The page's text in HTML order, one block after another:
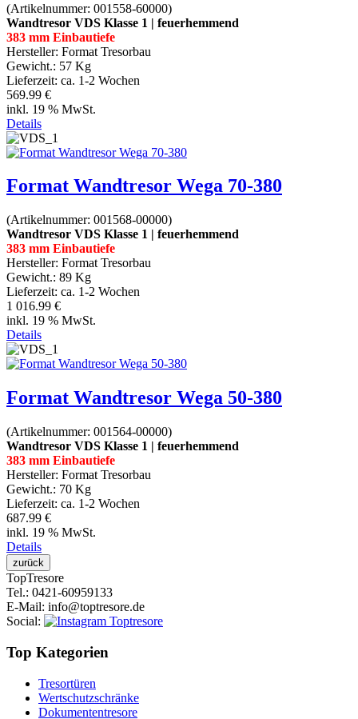
(Artikelnummer: 001558-60000)
Wandtresor VDS Klasse 1 | feuerhemmend
383 mm Einbautiefe
Hersteller: Format Tresorbau
Gewicht.: 57 Kg
Lieferzeit: ca. 1-2 Wochen
569.99 €
inkl. 19 % MwSt.
Details
Format Wandtresor Wega 70-380
(Artikelnummer: 001568-00000)
Wandtresor VDS Klasse 1 | feuerhemmend
383 mm Einbautiefe
Hersteller: Format Tresorbau
Gewicht.: 89 Kg
Lieferzeit: ca. 1-2 Wochen
1 016.99 €
inkl. 19 % MwSt.
Details
Format Wandtresor Wega 50-380
(Artikelnummer: 001564-00000)
Wandtresor VDS Klasse 1 | feuerhemmend
383 mm Einbautiefe
Hersteller: Format Tresorbau
Gewicht.: 70 Kg
Lieferzeit: ca. 1-2 Wochen
687.99 €
inkl. 19 % MwSt.
Details
TopTresore
Tel.: 0421-60959133
E-Mail: info@toptresore.de
Social:
Top Kategorien
Tresortüren
Wertschutzschränke
Dokumententresore